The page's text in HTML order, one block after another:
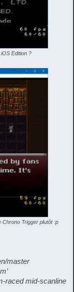
Edition ?
Chrono Trigger plutôt :p
master
raced mid-scanline